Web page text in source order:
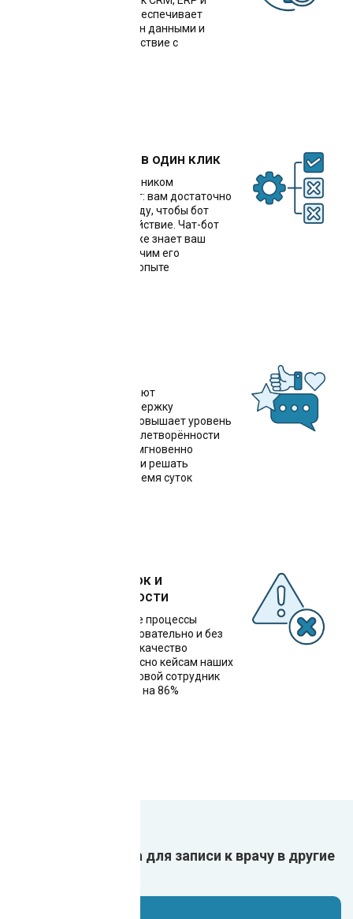
мессенджеры. Это обеспечивает
бесперебойный обмен данными и
упрощает взаимодействие с
Решение задачи в один клик
Общение с ИИ-сотрудником
происходит через чат: вам достаточно
написать одну команду, чтобы бот
выполнил нужное действие. Чат-бот
для записи к врачу уже знает ваш
стиль работы: мы обучим его
буквально на вашем опыте
Чат-боты обеспечивают
круглосуточную поддержку
пользователей, что повышает уровень
обслуживания и удовлетворённости
клиентов. Они могут мгновенно
отвечать на запросы и решать
проблемы в любое время суток
Снижение ошибок и
улучшение точности
Автоматизированные процессы
выполняются последовательно и без
сбоев, что повышает качество
обслуживания. Согласно кейсам наших
клиентов, один цифровой сотрудник
снижает риск ошибок на 86%
Внедрить чат-бота для записи к врачу в другие